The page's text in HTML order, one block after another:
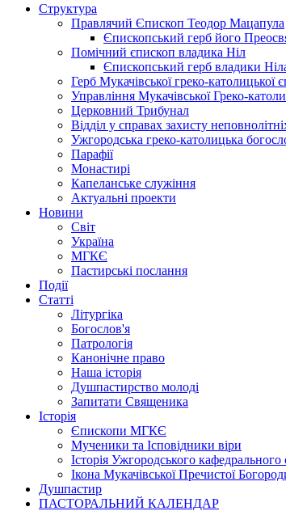
Структура
Правлячий Єпископ Теодор Мацапула
Єпископський герб його
Помічний єпископ владика Ніл
Єпископський герб владики
Герб Мукачівської греко-католицької
Управління Мукачівської Греко-
Церковний Трибунал
Відділ у справах захисту
Ужгородська греко-католицька
Парафії
Монастирі
Капеланське служіння
Актуальні проекти
Новини
Світ
Україна
МГКЄ
Пастирські послання
Події
Статті
Літургіка
Богослов'я
Патрологія
Канонічне право
Наша історія
Душпастирство молоді
Запитати Священика
Історія
Єпископи МГКЄ
Мученики та Ісповідники віри
Історія Ужгородського кафедрального
Ікона Мукачівської Пречистої
Душпастир
ПАСТОРАЛЬНИЙ КАЛЕНДАР